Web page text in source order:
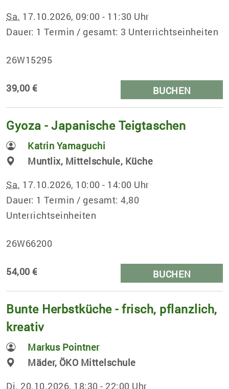
Sa. 17.10.2026, 09:00 - 11:30 Uhr
Dauer: 1 Termin / gesamt: 3 Unterrichtseinheiten
26W15295
39,00 € BUCHEN
Gyoza - Japanische Teigtaschen
Katrin Yamaguchi
Muntlix, Mittelschule, Küche
Sa. 17.10.2026, 10:00 - 14:00 Uhr
Dauer: 1 Termin / gesamt: 4,80
Unterrichtseinheiten
26W66200
54,00 € BUCHEN
Bunte Herbstküche - frisch, pflanzlich,
kreativ
Markus Pointner
Mäder, ÖKO Mittelschule
Di. 20.10.2026, 18:30 - 22:00 Uhr